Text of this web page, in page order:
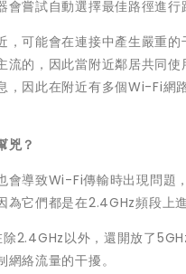
會嘗試自動選擇最佳路徑進
，可能會在連接中產生嚴重
流的，因此當附近鄰居共同
，因此在附近有多個Wi-Fi網
兇？
會導致Wi-Fi傳輸時出現問題
為它們都是在2.4GHz頻段上
2.4GHz以外，還開放了
絡流量的干擾。